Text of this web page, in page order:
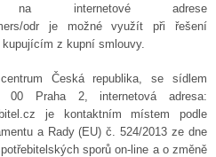
internetové adrese
odr je možné využít při řešení
z kupní smlouvy.
Česká republika, se sídlem
00 Praha 2, internetová adresa:
je kontaktním místem podle
a Rady (EU) č. 524/2013 ze dne
sporů on-line a o změně